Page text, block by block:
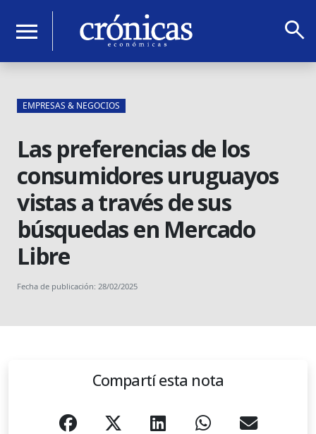
menu search
EMPRESAS & NEGOCIOS
Las preferencias de los
consumidores uruguayos
vistas a través de sus
búsquedas en Mercado
Libre
Fecha de publicación: 28/02/2025
Compartí esta nota